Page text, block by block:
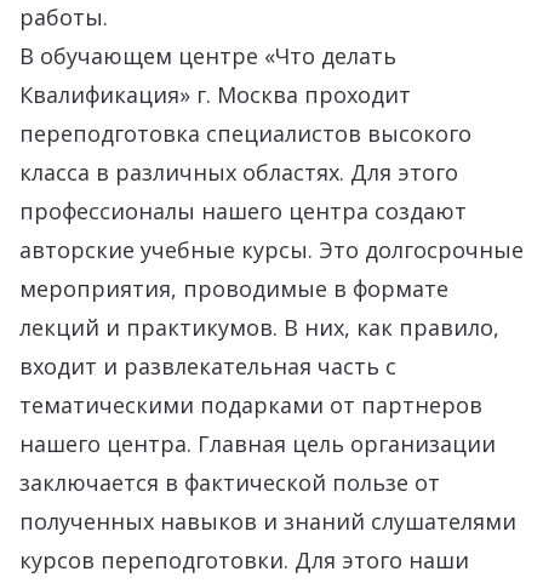
работы.
В обучающем центре «Что делать
Квалификация» г. Москва проходит
переподготовка специалистов высокого
класса в различных областях. Для этого
профессионалы нашего центра создают
авторские учебные курсы. Это долгосрочные
мероприятия, проводимые в формате
лекций и практикумов. В них, как правило,
входит и развлекательная часть с
тематическими подарками от партнеров
нашего центра. Главная цель организации
заключается в фактической пользе от
полученных навыков и знаний слушателями
курсов переподготовки. Для этого наши